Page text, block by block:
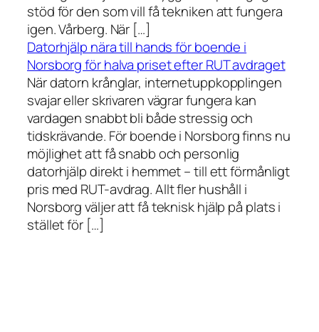
stöd för den som vill få tekniken att fungera
igen. Vårberg. När […]
Datorhjälp nära till hands för boende i
Norsborg för halva priset efter RUT avdraget
När datorn krånglar, internetuppkopplingen
svajar eller skrivaren vägrar fungera kan
vardagen snabbt bli både stressig och
tidskrävande. För boende i Norsborg finns nu
möjlighet att få snabb och personlig
datorhjälp direkt i hemmet – till ett förmånligt
pris med RUT-avdrag. Allt fler hushåll i
Norsborg väljer att få teknisk hjälp på plats i
stället för […]